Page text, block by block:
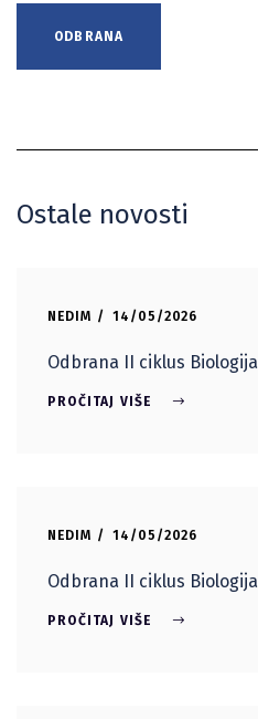
ODBRANA
Ostale novosti
NEDIM 14/05/2026
Odbrana II ciklus
PROČITAJ VIŠE
NEDIM 14/05/2026
Odbrana II ciklus
PROČITAJ VIŠE